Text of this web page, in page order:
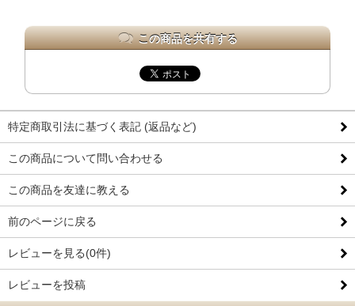
この商品を共有する
特定商取引法に基づく表記 (返品など)
この商品について問い合わせる
この商品を友達に教える
前のページに戻る
レビューを見る(0件)
レビューを投稿